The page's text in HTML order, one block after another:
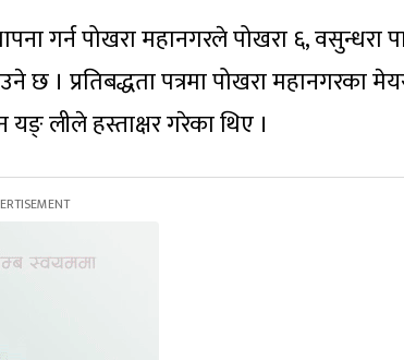
गर्न पोखरा महानगरले पोखरा ६, वसुन्धरा
छ । प्रतिबद्धता पत्रमा पोखरा महानगरका
लीले हस्ताक्षर गरेका थिए ।